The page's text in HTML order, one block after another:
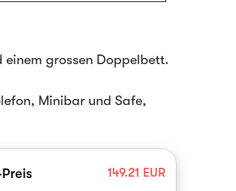
grossen Doppelbett.
Minibar und Safe,
149.21 EUR